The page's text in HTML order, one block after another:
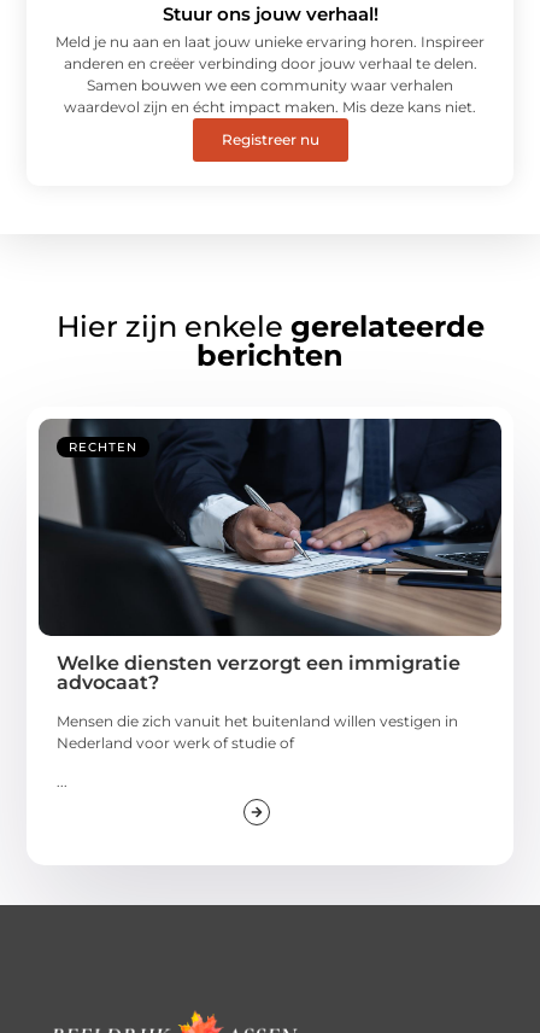
Stuur ons jouw verhaal!
Meld je nu aan en laat jouw unieke ervaring horen. Inspireer
anderen en creëer verbinding door jouw verhaal te delen.
Samen bouwen we een community waar verhalen
waardevol zijn en écht impact maken. Mis deze kans niet.
Registreer nu
Hier zijn enkele gerelateerde
berichten
RECHTEN
Welke diensten verzorgt een immigratie
advocaat?
Mensen die zich vanuit het buitenland willen vestigen in
Nederland voor werk of studie of
...